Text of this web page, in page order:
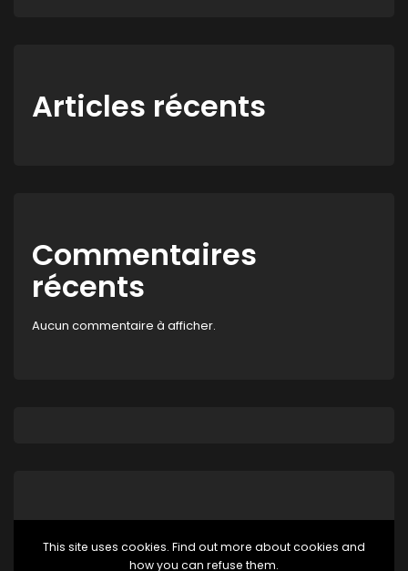
Articles récents
Commentaires
récents
Aucun commentaire à afficher.
This site uses cookies. Find out more about cookies and
how you can refuse them.